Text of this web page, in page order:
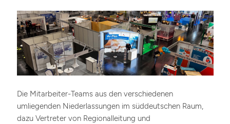
Die Mitarbeiter-Teams aus den verschiedenen
umliegenden Niederlassungen im süddeutschen Raum,
dazu Vertreter von Regionalleitung und